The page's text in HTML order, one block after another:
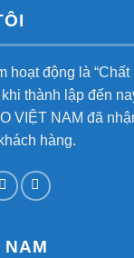
hoạt động là
khi thành lập đến
VIỆT NAM đã
hàng.
NAM